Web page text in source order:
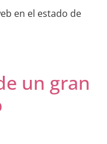
en el estado de
un gran